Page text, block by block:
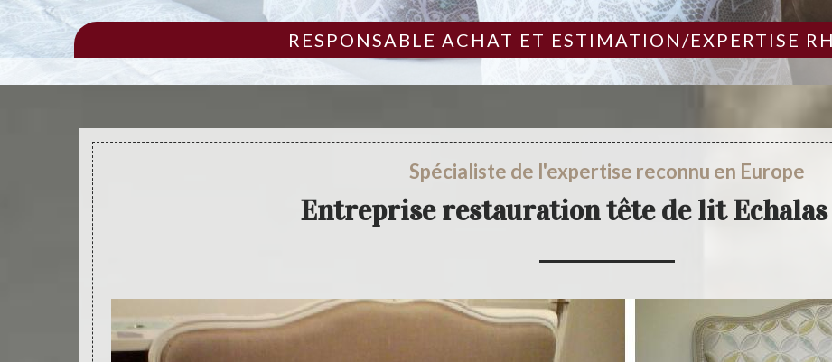
RESPONSABLE ACHAT ET ESTIMATION/EXPERTISE
Spécialiste de l'expertise reconnu en Europe
Entreprise restauration tête de lit